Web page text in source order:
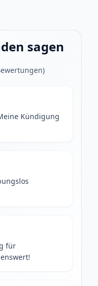
sagen
)
Kündigung
für